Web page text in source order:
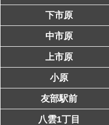
下市原
中市原
上市原
小原
友部駅前
八雲1丁目